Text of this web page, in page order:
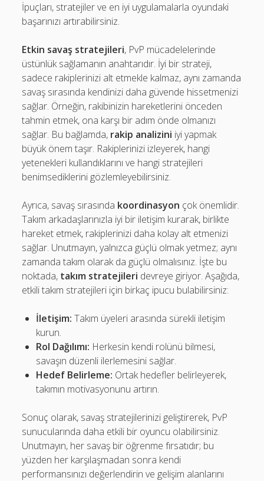
İpuçları, stratejiler ve en iyi uygulamalarla oyundaki
başarınızı artırabilirsiniz.
Etkin savaş stratejileri, PvP mücadelelerinde
üstünlük sağlamanın anahtarıdır. İyi bir strateji,
sadece rakiplerinizi alt etmekle kalmaz, aynı zamanda
savaş sırasında kendinizi daha güvende hissetmenizi
sağlar. Örneğin, rakibinizin hareketlerini önceden
tahmin etmek, ona karşı bir adım önde olmanızı
sağlar. Bu bağlamda, rakip analizini iyi yapmak
büyük önem taşır. Rakiplerinizi izleyerek, hangi
yetenekleri kullandıklarını ve hangi stratejileri
benimsediklerini gözlemleyebilirsiniz.
Ayrıca, savaş sırasında koordinasyon çok önemlidir.
Takım arkadaşlarınızla iyi bir iletişim kurarak, birlikte
hareket etmek, rakiplerinizi daha kolay alt etmenizi
sağlar. Unutmayın, yalnızca güçlü olmak yetmez; aynı
zamanda takım olarak da güçlü olmalısınız. İşte bu
noktada, takım stratejileri devreye giriyor. Aşağıda,
etkili takım stratejileri için birkaç ipucu bulabilirsiniz:
İletişim: Takım üyeleri arasında sürekli iletişim
kurun.
Rol Dağılımı: Herkesin kendi rolünü bilmesi,
savaşın düzenli ilerlemesini sağlar.
Hedef Belirleme: Ortak hedefler belirleyerek,
takımın motivasyonunu artırın.
Sonuç olarak, savaş stratejilerinizi geliştirerek, PvP
sunucularında daha etkili bir oyuncu olabilirsiniz.
Unutmayın, her savaş bir öğrenme fırsatıdır; bu
yüzden her karşılaşmadan sonra kendi
performansınızı değerlendirin ve gelişim alanlarını